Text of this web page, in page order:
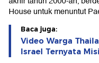
House untuk menuntut
Baca juga:
Video Warga
Israel Ternyata